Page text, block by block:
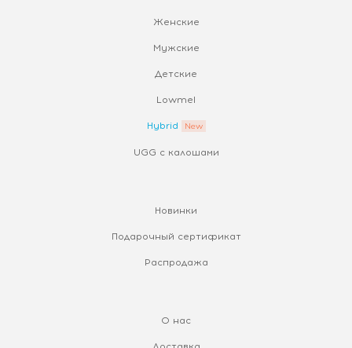
Женские
Мужские
Детские
Lowmel
Hybrid
UGG с калошами
Новинки
Подарочный сертификат
Распродажа
О нас